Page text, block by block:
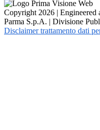
Copyright 2026 | Engineered
Parma S.p.A. | Divisione
Disclaimer trattamento dati